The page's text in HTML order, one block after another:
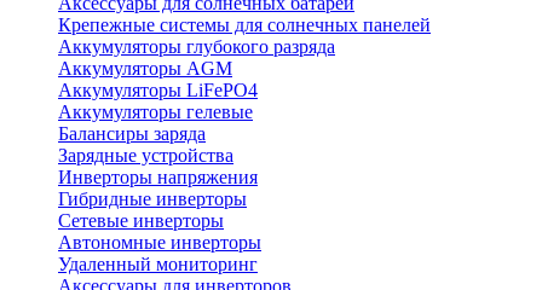
Крепежные системы для солнечных панелей
Аккумуляторы глубокого разряда
Аккумуляторы AGM
Аккумуляторы LiFePO4
Аккумуляторы гелевые
Балансиры заряда
Зарядные устройства
Инверторы напряжения
Гибридные инверторы
Сетевые инверторы
Автономные инверторы
Удаленный мониторинг
Аксессуары для инверторов